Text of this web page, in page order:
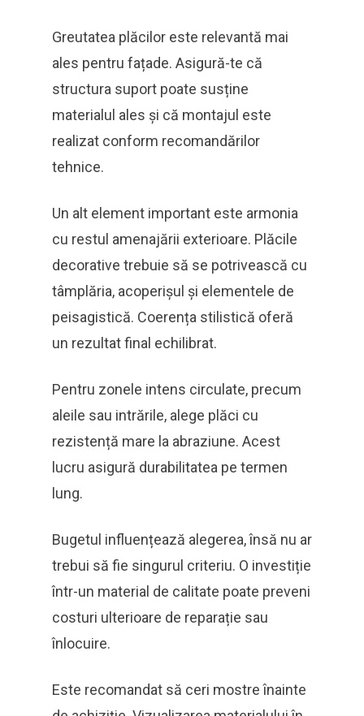
Greutatea plăcilor este relevantă mai
ales pentru fațade. Asigură-te că
structura suport poate susține
materialul ales și că montajul este
realizat conform recomandărilor
tehnice.
Un alt element important este armonia
cu restul amenajării exterioare. Plăcile
decorative trebuie să se potrivească cu
tâmplăria, acoperișul și elementele de
peisagistică. Coerența stilistică oferă
un rezultat final echilibrat.
Pentru zonele intens circulate, precum
aleile sau intrările, alege plăci cu
rezistență mare la abraziune. Acest
lucru asigură durabilitatea pe termen
lung.
Bugetul influențează alegerea, însă nu ar
trebui să fie singurul criteriu. O investiție
într-un material de calitate poate preveni
costuri ulterioare de reparație sau
înlocuire.
Este recomandat să ceri mostre înainte